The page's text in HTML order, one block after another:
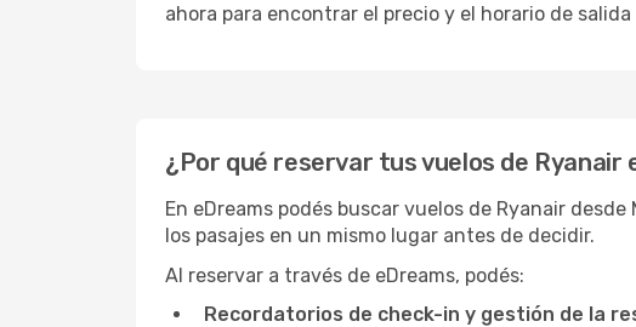
ahora para encontrar el precio y el horario de
¿Por qué reservar tus vuelos de Ryanair
En eDreams podés buscar vuelos de Ryanair
los pasajes en un mismo lugar antes de decidir.
Al reservar a través de eDreams, podés:
Recordatorios de check-in y gestión de la